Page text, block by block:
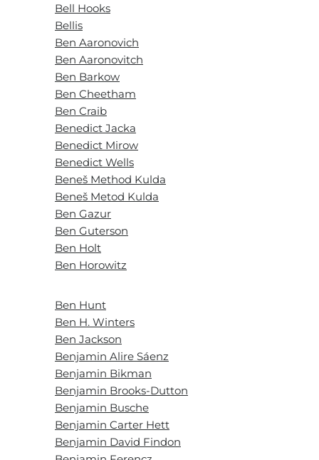
Bell Hooks
Bellis
Ben Aaronovich
Ben Aaronovitch
Ben Barkow
Ben Cheetham
Ben Craib
Benedict Jacka
Benedict Mirow
Benedict Wells
Beneš Method Kulda
Beneš Metod Kulda
Ben Gazur
Ben Guterson
Ben Holt
Ben Horowitz
Ben Hunt
Ben H. Winters
Ben Jackson
Benjamin Alire Sáenz
Benjamin Bikman
Benjamin Brooks-Dutton
Benjamin Busche
Benjamin Carter Hett
Benjamin David Findon